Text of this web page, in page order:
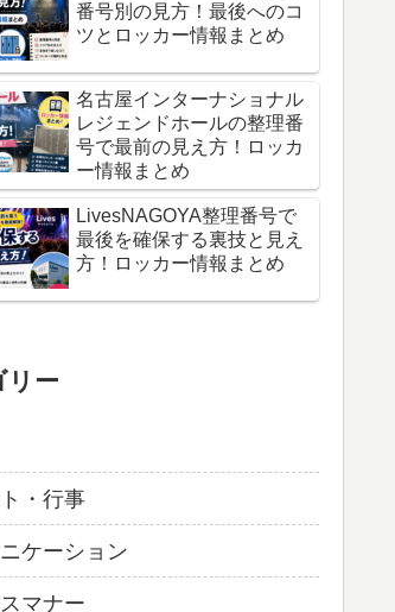
番号別の見方！最後へのコ
ツとロッカー情報まとめ
名古屋インターナショナル
レジェンドホールの整理番
号で最前の見え方！ロッカ
ー情報まとめ
LivesNAGOYA整理番号で
最後を確保する裏技と見え
方！ロッカー情報まとめ
リー
・行事
ケーション
マナー